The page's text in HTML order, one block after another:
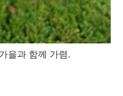
을과 함께 가렴.